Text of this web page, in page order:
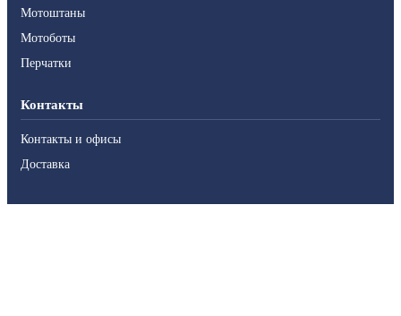
Мотоштаны
Мотоботы
Перчатки
Контакты
Контакты и офисы
Доставка